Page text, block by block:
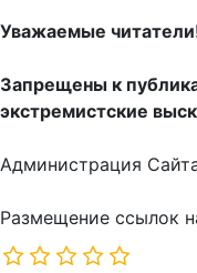
Уважаемые
Запрещены к
экстремистские
Администрация
Размещение ссылок